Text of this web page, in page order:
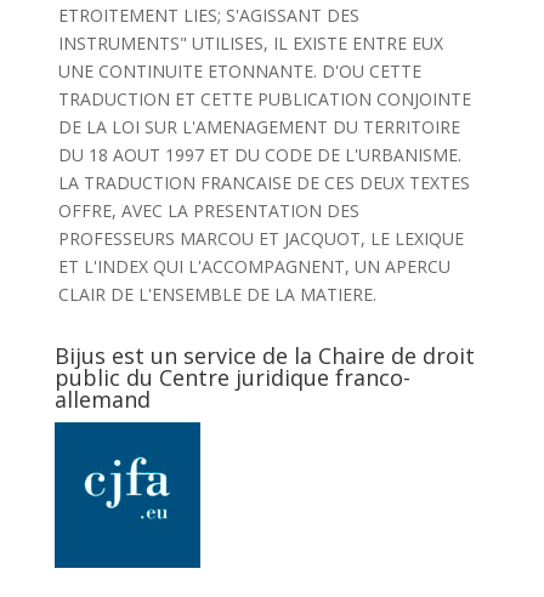
ETROITEMENT LIES; S'AGISSANT DES
INSTRUMENTS" UTILISES, IL EXISTE ENTRE EUX
UNE CONTINUITE ETONNANTE. D'OU CETTE
TRADUCTION ET CETTE PUBLICATION CONJOINTE
DE LA LOI SUR L'AMENAGEMENT DU TERRITOIRE
DU 18 AOUT 1997 ET DU CODE DE L'URBANISME.
LA TRADUCTION FRANCAISE DE CES DEUX TEXTES
OFFRE, AVEC LA PRESENTATION DES
PROFESSEURS MARCOU ET JACQUOT, LE LEXIQUE
ET L'INDEX QUI L'ACCOMPAGNENT, UN APERCU
CLAIR DE L'ENSEMBLE DE LA MATIERE.
Bijus est un service de la Chaire de droit
public du Centre juridique franco-
allemand